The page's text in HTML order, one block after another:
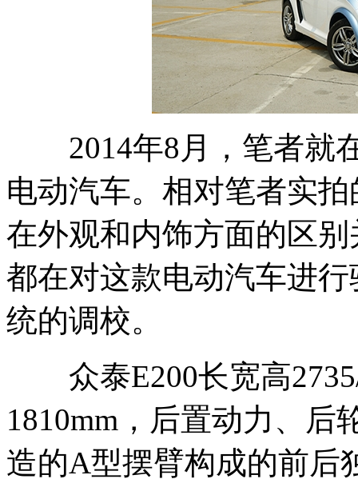
2014年8月，笔者就在
电动汽车。相对笔者实
在外观和内饰方面的区
都在对这款电动汽车进
统的调校。
众泰E200长宽高2735/
1810mm，后置动力、后
造的A型摆臂构成的前后